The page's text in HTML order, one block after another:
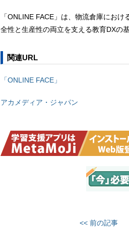
「ONLINE FACE」は、物流倉庫にお
全性と生産性の両立を支える教育DXの
関連URL
「ONLINE FACE」
アカメディア・ジャパン
<< 前の記事